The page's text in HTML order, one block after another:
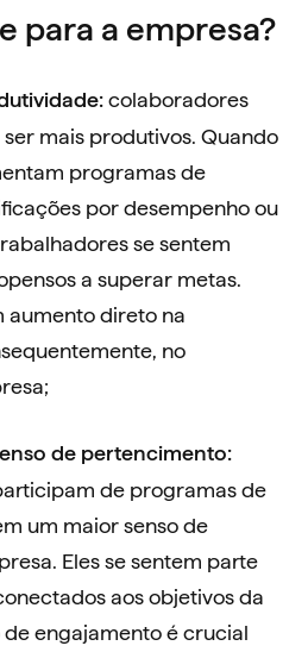
para a empresa?
colaboradores
mais produtivos. Quando
programas de
por desempenho ou
se sentem
a superar metas.
aumento direto na
no
de pertencimento:
de programas de
um maior senso de
Eles se sentem parte
aos objetivos da
engajamento é crucial